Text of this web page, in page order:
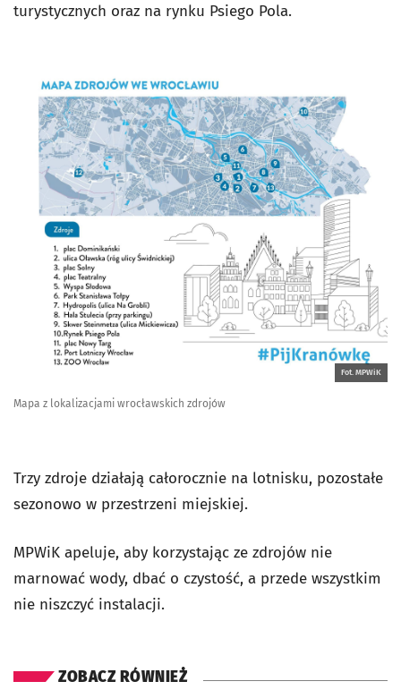
turystycznych oraz na rynku Psiego Pola.
Fot. MPWiK
Mapa z lokalizacjami wrocławskich zdrojów
Trzy zdroje działają całorocznie na lotnisku, pozostałe
sezonowo w przestrzeni miejskiej.
MPWiK apeluje, aby korzystając ze zdrojów nie
marnować wody, dbać o czystość, a przede wszystkim
nie niszczyć instalacji.
ZOBACZ RÓWNIEŻ